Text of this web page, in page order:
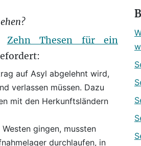
Zehn Thesen für ein
auf Asyl abgelehnt wird,
verlassen müssen. Dazu
mit den Herkunftsländern
gingen, mussten
durchlaufen, in